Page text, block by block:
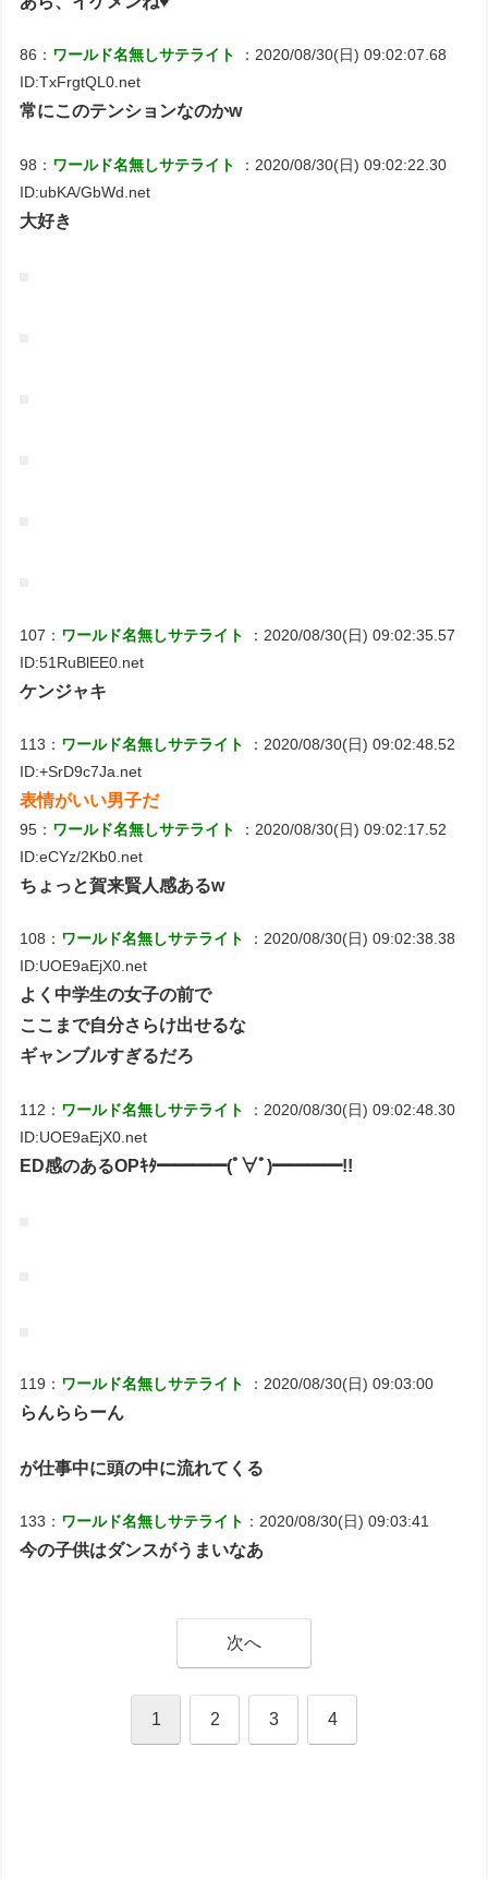
86： ワールド名無しサテライト
：2020/08/30(日) 09:02:07.68
ID:TxFrgtQL0.net
常にこのテンションなのかw
98： ワールド名無しサテライト
：2020/08/30(日) 09:02:22.30
ID:ubKA/GbWd.net
大好き
107： ワールド名無しサテライト
：2020/08/30(日) 09:02:35.57
ID:51RuBlEE0.net
ケンジャキ
113： ワールド名無しサテライト
：2020/08/30(日) 09:02:48.52
ID:+SrD9c7Ja.net
表情がいい男子だ
95： ワールド名無しサテライト
：2020/08/30(日) 09:02:17.52
ID:eCYz/2Kb0.net
ちょっと賀来賢人感あるw
108： ワールド名無しサテライト
：2020/08/30(日) 09:02:38.38
ID:UOE9aEjX0.net
よく中学生の女子の前で
ここまで自分さらけ出せるな
ギャンブルすぎるだろ
112： ワールド名無しサテライト
：2020/08/30(日) 09:02:48.30
ID:UOE9aEjX0.net
ED感のあるOPｷﾀ━━━━(ﾟ∀ﾟ)━━━━!!
119： ワールド名無しサテライト ：2020/08/30(日) 09:03:00
らんららーん
が仕事中に頭の中に流れてくる
133： ワールド名無しサテライト ：2020/08/30(日) 09:03:41
今の子供はダンスがうまいなあ
次へ
1 2 3 4